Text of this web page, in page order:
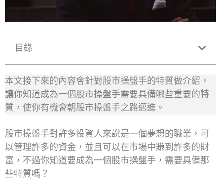
目錄
本文接下來的內容會針對股市操盤手的特質做介紹，
讓你知道成為一個股市操盤手需要具備哪些重要的特
質，使你有機會朝股市操盤手之路邁進。
股市操盤手對許多投資人來說是一個夢想的職業，可
以管理許多的資金，並且可以在市場中賺到許多的財
富，不過你知道要成為一個股市操盤手，需要具備那
些特質嗎？